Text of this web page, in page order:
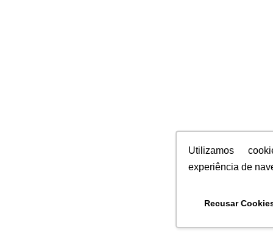
Utilizamos
experiência de
Recusar